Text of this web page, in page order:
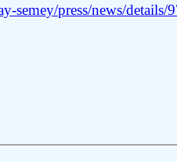
semey/press/news/details/